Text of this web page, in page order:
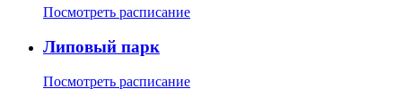
Посмотреть расписание
Липовый парк
Посмотреть расписание